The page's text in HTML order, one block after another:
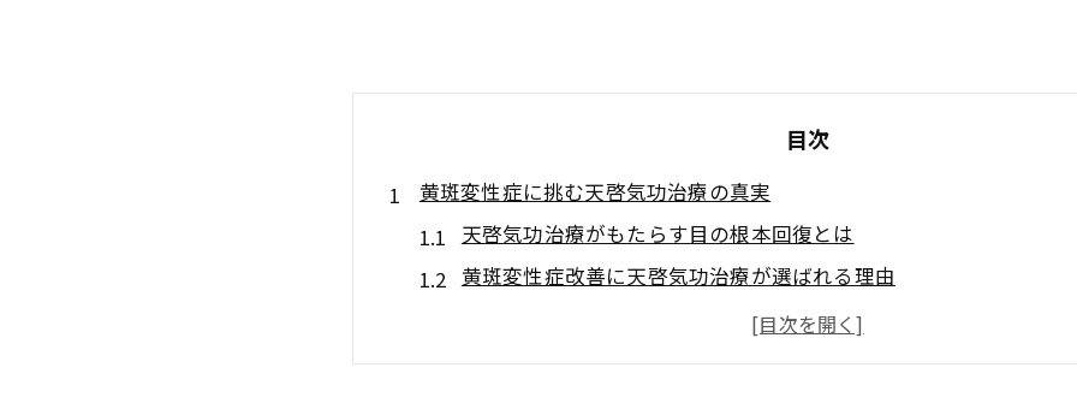
目次
黄斑変性症に挑む天啓気功治療の真実
天啓気功治療がもたらす目の根本回復とは
黄斑変性症改善に天啓気功治療が選ばれる理由
口コミから読み解く天啓気功治療の信頼性
本物の気功師による療法の効果と体感